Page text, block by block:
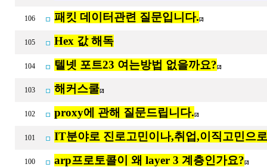
106 패킷 데이터관련 질문입니다. [2]
105 Hex 값 해독
104 텔넷 포트23 여는방법 없을까요? [2]
103 해커스쿨[2]
102 proxy에 관해 질문드립니다. [2]
101 IT분야로 진로고민이나,취업,이직고민으
100 arp프로토콜이 왜 layer 3 계층인가요? [2]